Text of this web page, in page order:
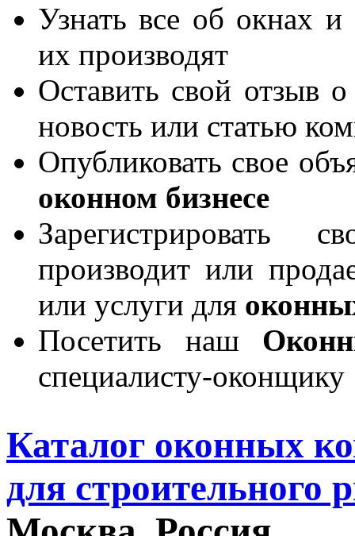
Узнать все об окнах и
их производят
Оставить свой отзыв
новость или статью
Опубликовать свое
оконном бизнесе
производит или
или услуги для
Посетить наш
специалисту-оконщику
Каталог оконных
для строительного